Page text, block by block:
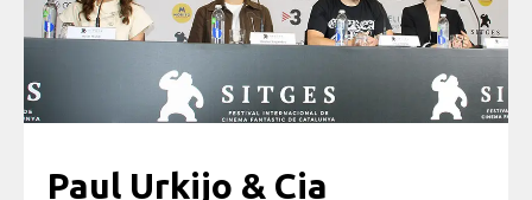
Paul Urkijo & Cia